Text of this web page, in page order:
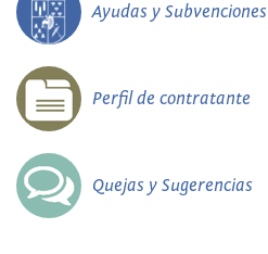
Ayudas y Subvenciones
Perfil de contratante
Quejas y Sugerencias